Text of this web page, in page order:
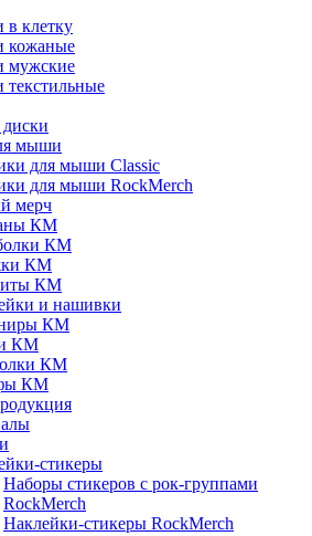
клетку
кожаные
мужские
мыши
для мыши Classic
для мыши RockMerch
мерч
КМ
КМ
КМ
КМ
и нашивки
КМ
КМ
КМ
КМ
стикеры
Наборы стикеров с рок-группами
RockMerch
Наклейки-стикеры RockMerch